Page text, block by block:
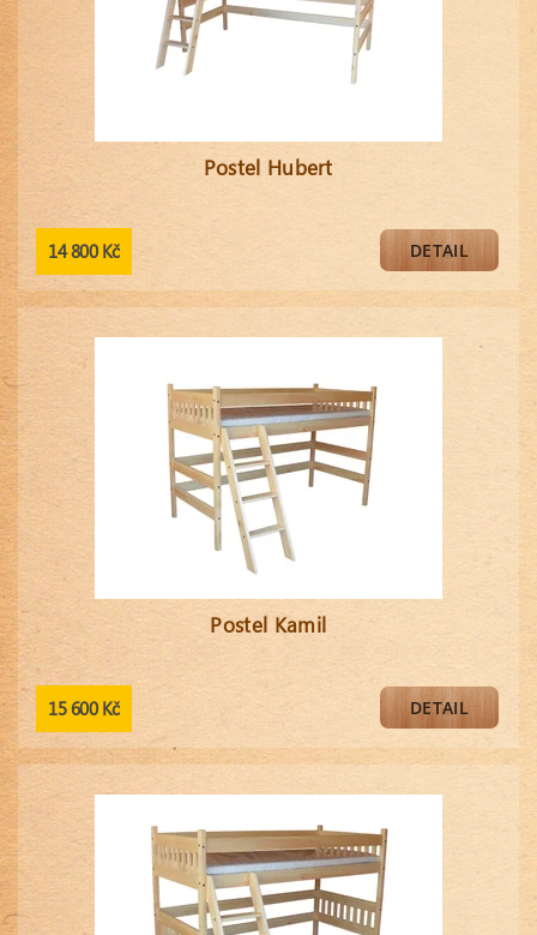
Postel Hubert
14 800 Kč DETAIL
Postel Kamil
15 600 Kč DETAIL